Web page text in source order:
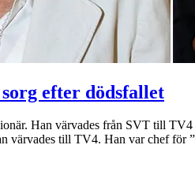
efter dödsfallet
Han värvades från SVT till
värvades till TV4. Han var chef